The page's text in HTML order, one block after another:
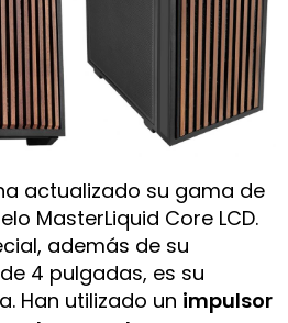
actualizado su gama de
MasterLiquid Core LCD.
además de su
4 pulgadas, es su
Han utilizado un impulsor